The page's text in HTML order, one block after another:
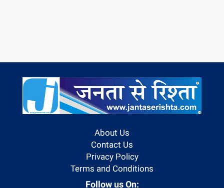
About Us
Contact Us
Privacy Policy
Terms and Conditions
Follow us On: